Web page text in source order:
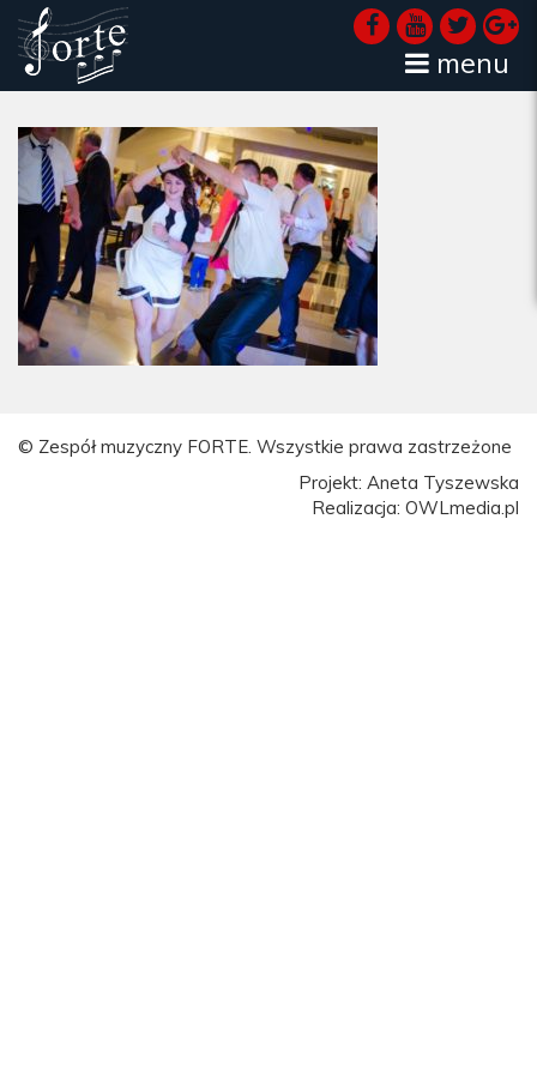
menu
© Zespół muzyczny FORTE. Wszystkie prawa zastrzeżone
Projekt: Aneta Tyszewska
Realizacja: OWLmedia.pl